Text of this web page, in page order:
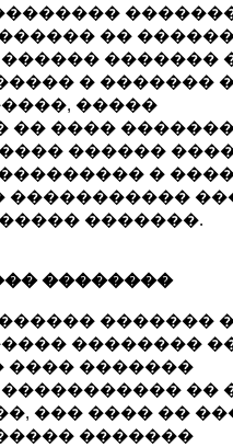
��
�������
� �������
�����
�� ����
������
�
�����������
�������.
��������
�������
��������
���� �������
��
��� ���� ��
�������